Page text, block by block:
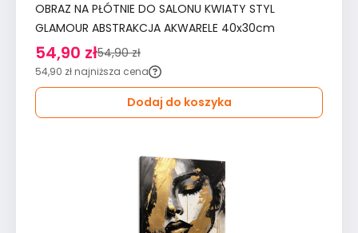
OBRAZ NA PŁÓTNIE DO SALONU KWIATY STYL
GLAMOUR ABSTRAKCJA AKWARELE 40x30cm
54,90 zł54,90 zł
54,90 zł najniższa cena
Dodaj do koszyka